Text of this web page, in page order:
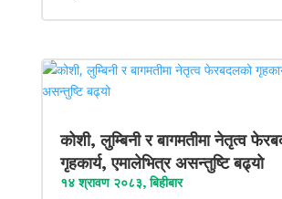
कोशी, लुम्बिनी र बागमतीमा नेतृत्व
गृहकार्य, एमालेभित्र असन्तुष्टि बढ्यो
१४ श्रावण २०८३, बिहीबार